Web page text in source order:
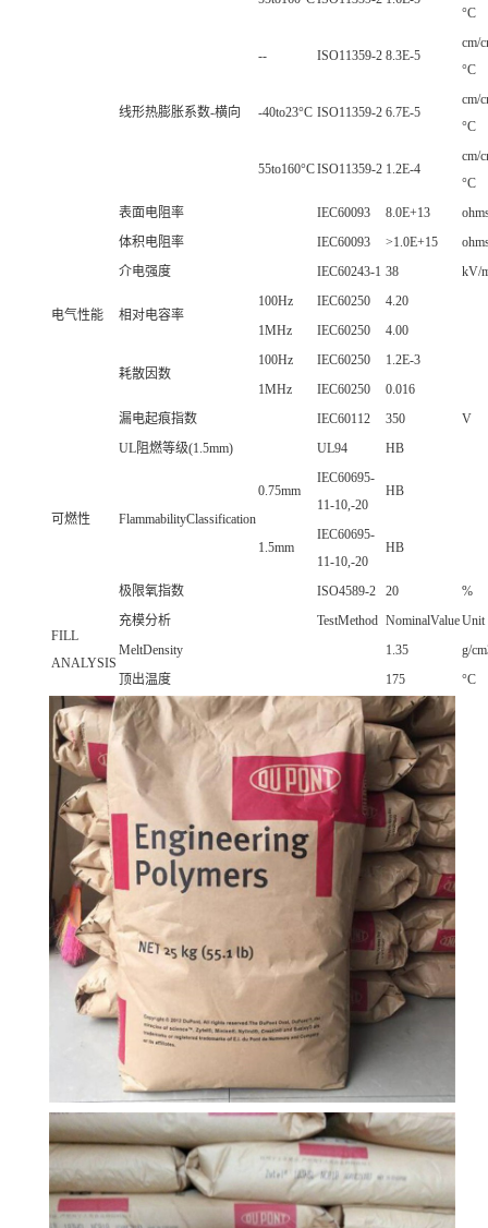
°C
线形热膨胀系数-横向
-- ISO11359-2 8.3E-5
cm/
°C
-40to23°C ISO11359-2 6.7E-5
cm/
°C
55to160°CISO11359-2 1.2E-4
cm/
°C
电气性能
表面电阻率 IEC60093 8.0E+13
体积电阻率
IEC60093 >1.0E+15
介电强度
IEC60243-1 38 kV/
相对电容率
100Hz IEC60250
4.20
1MHz
IEC60250 4.00
耗散因数
100Hz IEC60250
1.2E-3
1MHz
IEC60250
0.016
漏电起痕指数
IEC60112 350 V
可燃性
UL阻燃等级(1.5mm) UL94 HB
FlammabilityClassification
0.75mm
IEC60695-
11-10,-20
HB
1.5mm
IEC60695-
11-10,-20
HB
极限氧指数 ISO4589-2 20 %
FILL
ANALYSIS
充模分析 TestMethod NominalValueUnit
MeltDensity
1.35
g/
顶出温度
175 °C